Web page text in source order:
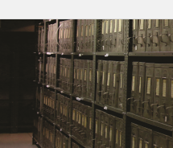
de São Paulo